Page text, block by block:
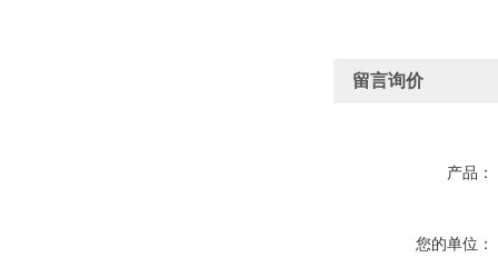
留言询价
产品：
您的单位：